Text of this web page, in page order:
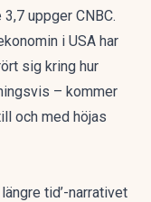
3,7 uppger CNBC.
i USA har
sig kring hur
– kommer
och med höjas
tid’-narrativet